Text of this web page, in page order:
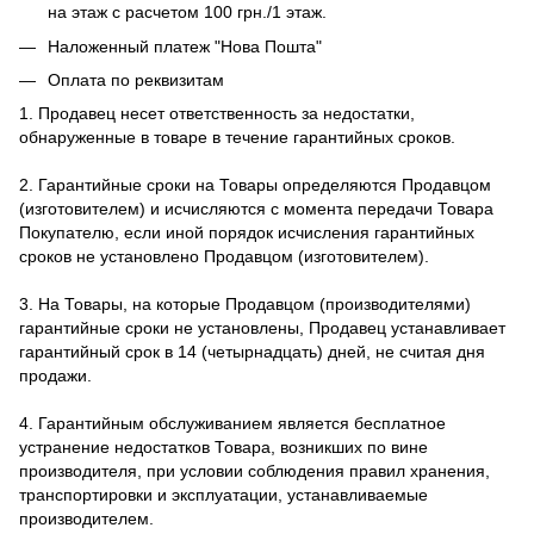
на этаж с расчетом 100 грн./1 этаж.
Наложенный платеж "Нова Пошта"
Оплата по реквизитам
1. Продавец несет ответственность за недостатки,
обнаруженные в товаре в течение гарантийных сроков.
2. Гарантийные сроки на Товары определяются Продавцом
(изготовителем) и исчисляются с момента передачи Товара
Покупателю, если иной порядок исчисления гарантийных
сроков не установлено Продавцом (изготовителем).
3. На Товары, на которые Продавцом (производителями)
гарантийные сроки не установлены, Продавец устанавливает
гарантийный срок в 14 (четырнадцать) дней, не считая дня
продажи.
4. Гарантийным обслуживанием является бесплатное
устранение недостатков Товара, возникших по вине
производителя, при условии соблюдения правил хранения,
транспортировки и эксплуатации, устанавливаемые
производителем.